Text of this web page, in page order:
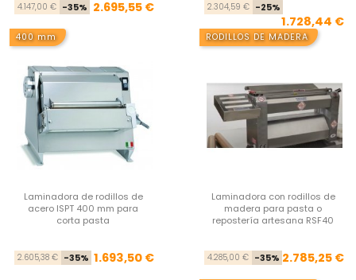
Precio base
4.147,00 € -35% Precio
2.695,55 € 2.304,59 € -25%
1.728,44 €
400 mm
Laminadora de rodillos de
acero ISPT 400 mm para
corta pasta
Precio base
2.605,38 € -35% Precio
1.693,50 €
RODILLOS DE MADERA
Laminadora con rodillos de
madera para pasta o
repostería artesana RSF40
4.285,00 € -35% 2.785,25 €